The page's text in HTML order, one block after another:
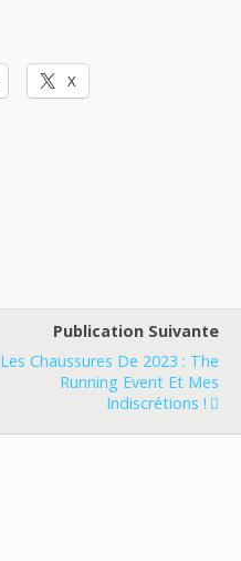
X
Publication Suivante
Les Chaussures De 2023 : The
Running Event Et Mes
Indiscrétions !